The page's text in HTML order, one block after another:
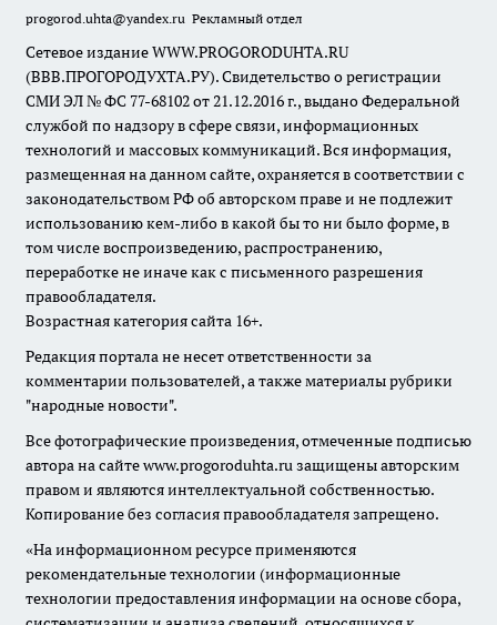
progorod.uhta@yandex.ru Рекламный отдел
Сетевое издание WWW.PROGORODUHTA.RU
(ВВВ.ПРОГОРОДУХТА.РУ). Свидетельство о регистрации
СМИ ЭЛ № ФС 77-68102 от 21.12.2016 г., выдано Федеральной
службой по надзору в сфере связи, информационных
технологий и массовых коммуникаций. Вся информация,
размещенная на данном сайте, охраняется в соответствии с
законодательством РФ об авторском праве и не подлежит
использованию кем-либо в какой бы то ни было форме, в
том числе воспроизведению, распространению,
переработке не иначе как с письменного разрешения
правообладателя.
Возрастная категория сайта 16+.
Редакция портала не несет ответственности за
комментарии пользователей, а также материалы рубрики
"народные новости".
Все фотографические произведения, отмеченные подписью
автора на сайте www.progoroduhta.ru защищены авторским
правом и являются интеллектуальной собственностью.
Копирование без согласия правообладателя запрещено.
«На информационном ресурсе применяются
рекомендательные технологии (информационные
технологии предоставления информации на основе сбора,